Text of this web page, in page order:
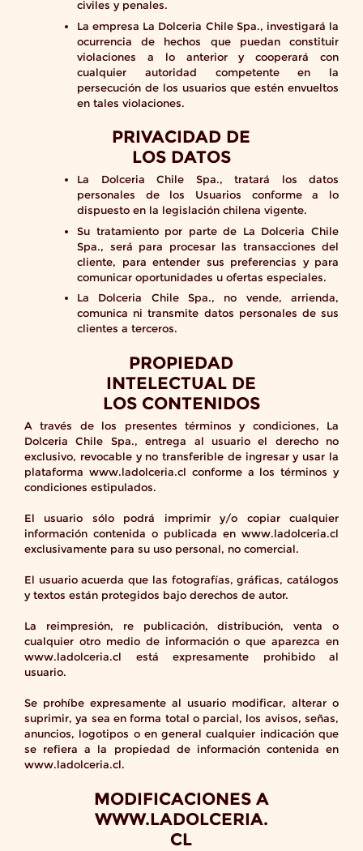
civiles y penales.
La empresa La Dolceria Chile Spa., investigará la
ocurrencia de hechos que puedan constituir
violaciones a lo anterior y cooperará con
cualquier autoridad competente en la
persecución de los usuarios que estén envueltos
en tales violaciones.
PRIVACIDAD DE
LOS DATOS
La Dolceria Chile Spa., tratará los datos
personales de los Usuarios conforme a lo
dispuesto en la legislación chilena vigente.
Su tratamiento por parte de La Dolceria Chile
Spa., será para procesar las transacciones del
cliente, para entender sus preferencias y para
comunicar oportunidades u ofertas especiales.
La Dolceria Chile Spa., no vende, arrienda,
comunica ni transmite datos personales de sus
clientes a terceros.
PROPIEDAD
INTELECTUAL DE
LOS CONTENIDOS
A través de los presentes términos y condiciones, La
Dolceria Chile Spa., entrega al usuario el derecho no
exclusivo, revocable y no transferible de ingresar y usar la
plataforma www.ladolceria.cl conforme a los términos y
condiciones estipulados.
El usuario sólo podrá imprimir y/o copiar cualquier
información contenida o publicada en www.ladolceria.cl
exclusivamente para su uso personal, no comercial.
El usuario acuerda que las fotografías, gráficas, catálogos
y textos están protegidos bajo derechos de autor.
La reimpresión, re publicación, distribución, venta o
cualquier otro medio de información o que aparezca en
www.ladolceria.cl está expresamente prohibido al
usuario.
Se prohíbe expresamente al usuario modificar, alterar o
suprimir, ya sea en forma total o parcial, los avisos, señas,
anuncios, logotipos o en general cualquier indicación que
se refiera a la propiedad de información contenida en
www.ladolceria.cl.
MODIFICACIONES A
WWW.LADOLCERIA.
CL